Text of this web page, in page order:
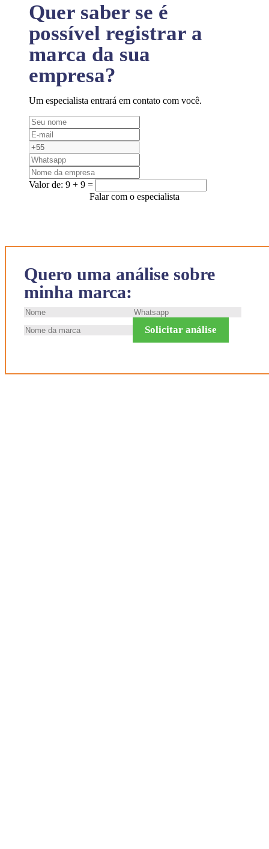
Quero uma análise sobre
minha marca:
Solicitar análise
Quer saber se é
possível registrar a
marca da sua
empresa?
Um especialista entrará em contato com você.
Valor de: 9 + 9 =
Falar com o especialista